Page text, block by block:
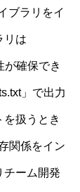
ブラリをイ
リは
が確保でき
」で出力
扱うとき
関係をイン
チーム開発